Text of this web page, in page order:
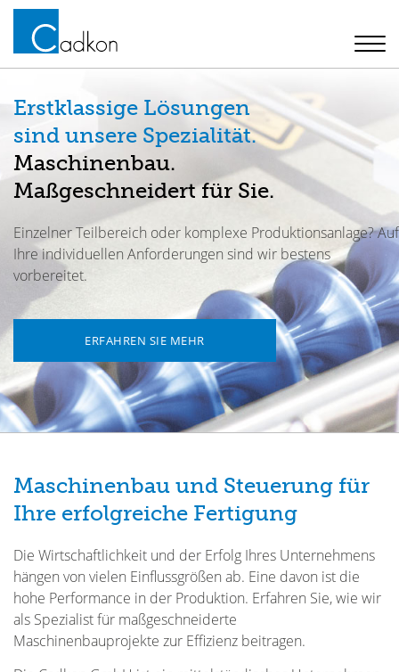
Erstklassige Lösungen
sind unsere Spezialität.
Maschinenbau.
Maßgeschneidert für Sie.
Einzelner Teilbereich oder komplexe Produktionsanlage? Auf
Ihre individuellen Anforderungen sind wir bestens
vorbereitet.
ERFAHREN SIE MEHR
Maschinenbau und Steuerung für
Ihre erfolgreiche Fertigung
Die Wirtschaftlichkeit und der Erfolg Ihres Unternehmens
hängen von vielen Einflussgrößen ab. Eine davon ist die
hohe Performance in der Produktion. Erfahren Sie, wie wir
als Spezialist für maßgeschneiderte
Maschinenbauprojekte zur Effizienz beitragen.